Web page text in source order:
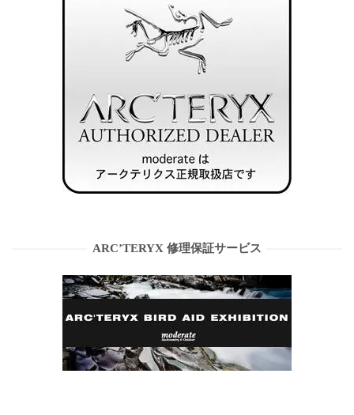
ARC’TERYX 修理保証サービス